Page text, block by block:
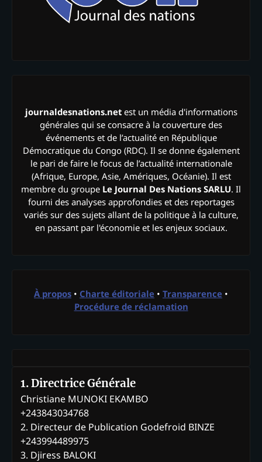
journaldesnations.netest un média d'informations
générales qui se consacre à la couverture des
événements et de l’actualité en République
Démocratique du Congo (RDC). Il se donne également
le pari de faire le focus de l’actualité internationale
(Afrique, Europe, Asie, Amériques, Océanie). Il est
membre du groupe Le Journal Des Nations SARLU. Il
fourni des analyses approfondies et des reportages
variés sur des sujets allant de la politique à la culture,
en passant par l'économie et les enjeux sociaux.
À propos • Charte éditoriale • Transparence •
Procédure de réclamation
1. Directrice Générale
Christiane MUNOKI EKAMBO
+243843034768
2. Directeur de Publication Godefroid BINZE
+243994489975
3. Djiress BALOKI